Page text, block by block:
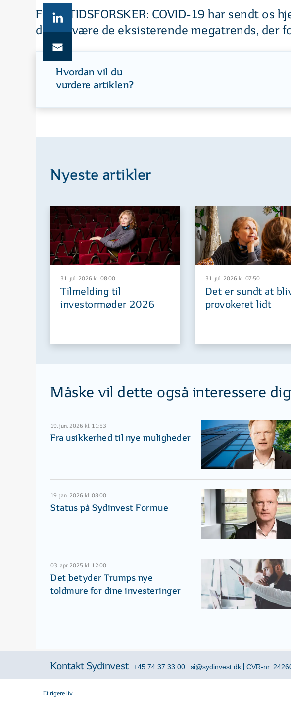
FREMTIDSFORSKER: COVID-19 har sendt
det vil være de eksisterende megatrends,
Hvordan vil du
vurdere artiklen?
Nyeste artikler
31. jul. 2026 kl. 08:00
Tilmelding til
investormøder 2026
31. jul. 2026 kl. 07:50
Det er sundt at
provokeret lidt
Måske vil dette også interessere dig
19. jun. 2026 kl. 11:53
Fra usikkerhed til nye muligheder
19. jan. 2026 kl. 08:00
Status på Sydinvest Formue
03. apr. 2025 kl. 12:00
Det betyder Trumps nye
toldmure for dine investeringer
Kontakt Sydinvest +45 74 37 33 00 si@sydinvest.dk CVR-nr.
Et rigere liv